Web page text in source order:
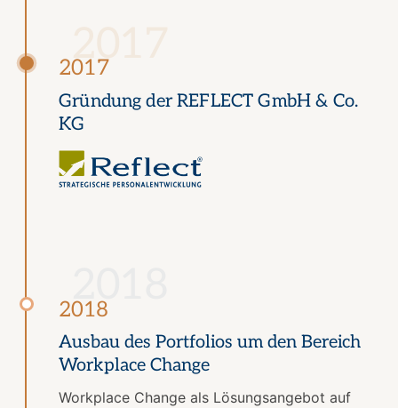
2017
2017
Gründung der REFLECT GmbH & Co.
KG
2018
Ausbau des Portfolios um den Bereich
Workplace Change
Workplace Change als Lösungsangebot auf